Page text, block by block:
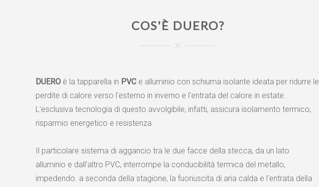
COS'È DUERO?
DUERO è la tapparella in PVC e alluminio con schiuma isolante ideata per ridurre le
perdite di calore verso l'esterno in inverno e l'entrata del calore in estate.
L'esclusiva tecnologia di questo avvolgibile, infatti, assicura isolamento termico,
risparmio energetico e resistenza.
Il particolare sistema di aggancio tra le due facce della stecca, da un lato
alluminio e dall'altro PVC, interrompe la conducibilità termica del metallo,
impedendo. a seconda della stagione, la fuoriuscita di aria calda e l'entrata della